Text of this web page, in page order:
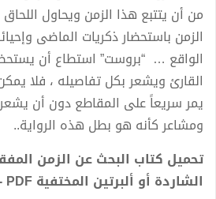
من أن يتتبع هذا الزمن ويحاول
الزمن باستحضار ذكريات الماضى
الواقع … “بروست” استطاع أن
القارئ ويشعر بكل تفاصيله ، فلا
يمر سريعاً على المقاطع دون أن
ومشاعر كأنه هو بطل هذه الرواية..
الشاردة أو ألبرتين المختفية PDF - مارسيل بروست